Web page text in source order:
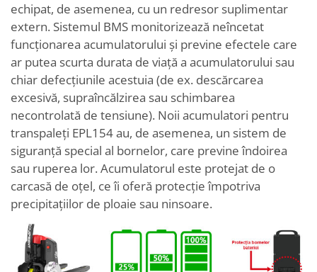
echipat, de asemenea, cu un redresor suplimentar
extern. Sistemul BMS monitorizează neîncetat
funcționarea acumulatorului și previne efectele care
ar putea scurta durata de viață a acumulatorului sau
chiar defecțiunile acestuia (de ex. descărcarea
excesivă, supraîncălzirea sau schimbarea
necontrolată de tensiune). Noii acumulatori pentru
transpaleți EPL154 au, de asemenea, un sistem de
siguranță special al bornelor, care previne îndoirea
sau ruperea lor. Acumulatorul este protejat de o
carcasă de oțel, ce îi oferă protecție împotriva
precipitațiilor de ploaie sau ninsoare.